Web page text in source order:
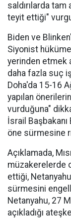
saldırılarda
teyit ettiği"
Biden ve
Siyonist
yerinden etmek
daha fazla suç
Doha'da 15-16
yapılan
vurduğuna"
İsrail
öne sürmesine
Açıklamada,
müzakerelerde
ettiği,
sürmesini
Netanyahu, 27
açıkladığı